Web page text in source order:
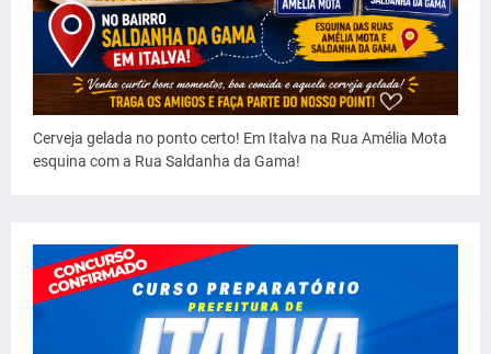
Cerveja gelada no ponto certo! Em Italva na Rua Amélia Mota
esquina com a Rua Saldanha da Gama!